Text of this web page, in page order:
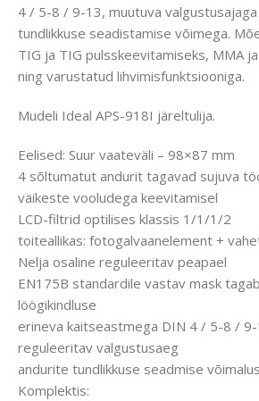
4 / 5-8 / 9-13, muutuva
tundlikkuse seadistamise võimega.
TIG ja TIG pulsskeevitamiseks, MMA
ning varustatud lihvimisfunktsiooniga.
Mudeli Ideal APS-918I järeltulija.
Eelised: Suur vaateväli – 98×87 mm
4 sõltumatut andurit tagavad sujuva
väikeste vooludega keevitamisel
LCD-filtrid optilises klassis 1/1/1/2
toiteallikas: fotogalvaanelement +
Nelja osaline reguleeritav peapael
EN175B standardile vastav mask
löögikindluse
erineva kaitseastmega DIN 4 / 5-8 / 9-
reguleeritav valgustusaeg
andurite tundlikkuse seadmise võimalus
Komplektis: